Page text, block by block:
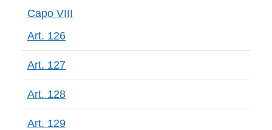
Capo VIII
Art. 126
Art. 127
Art. 128
Art. 129